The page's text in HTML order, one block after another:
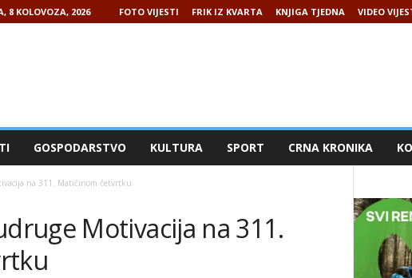
8 KOLOVOZA, 2026 FOTO VIJESTI FRIK IZ KVARTA KNJIGA TJEDNA VIDEO
GOSPODARSTVO KULTURA SPORT CRNA KRONIKA
na 311. Matičinom četvrtku
Motivacija na 311.